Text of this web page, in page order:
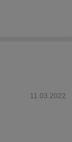
11.03.2022